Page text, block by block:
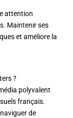
attention
Maintenir ses
et améliore la
?
polyvalent
français.
de